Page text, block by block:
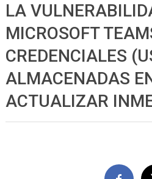
LA
MICROSOFT
CREDENCIALES
ALMACENADAS
ACTUALIZAR